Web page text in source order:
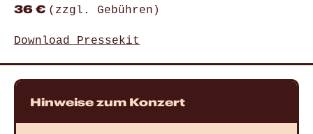
36 € (zzgl. Gebühren)
Download Pressekit
Hinweise zum Konzert